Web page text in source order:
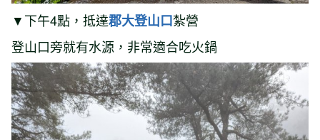
▼下午4點，抵達郡大登山口紮營
登山口旁就有水源，非常適合吃火鍋